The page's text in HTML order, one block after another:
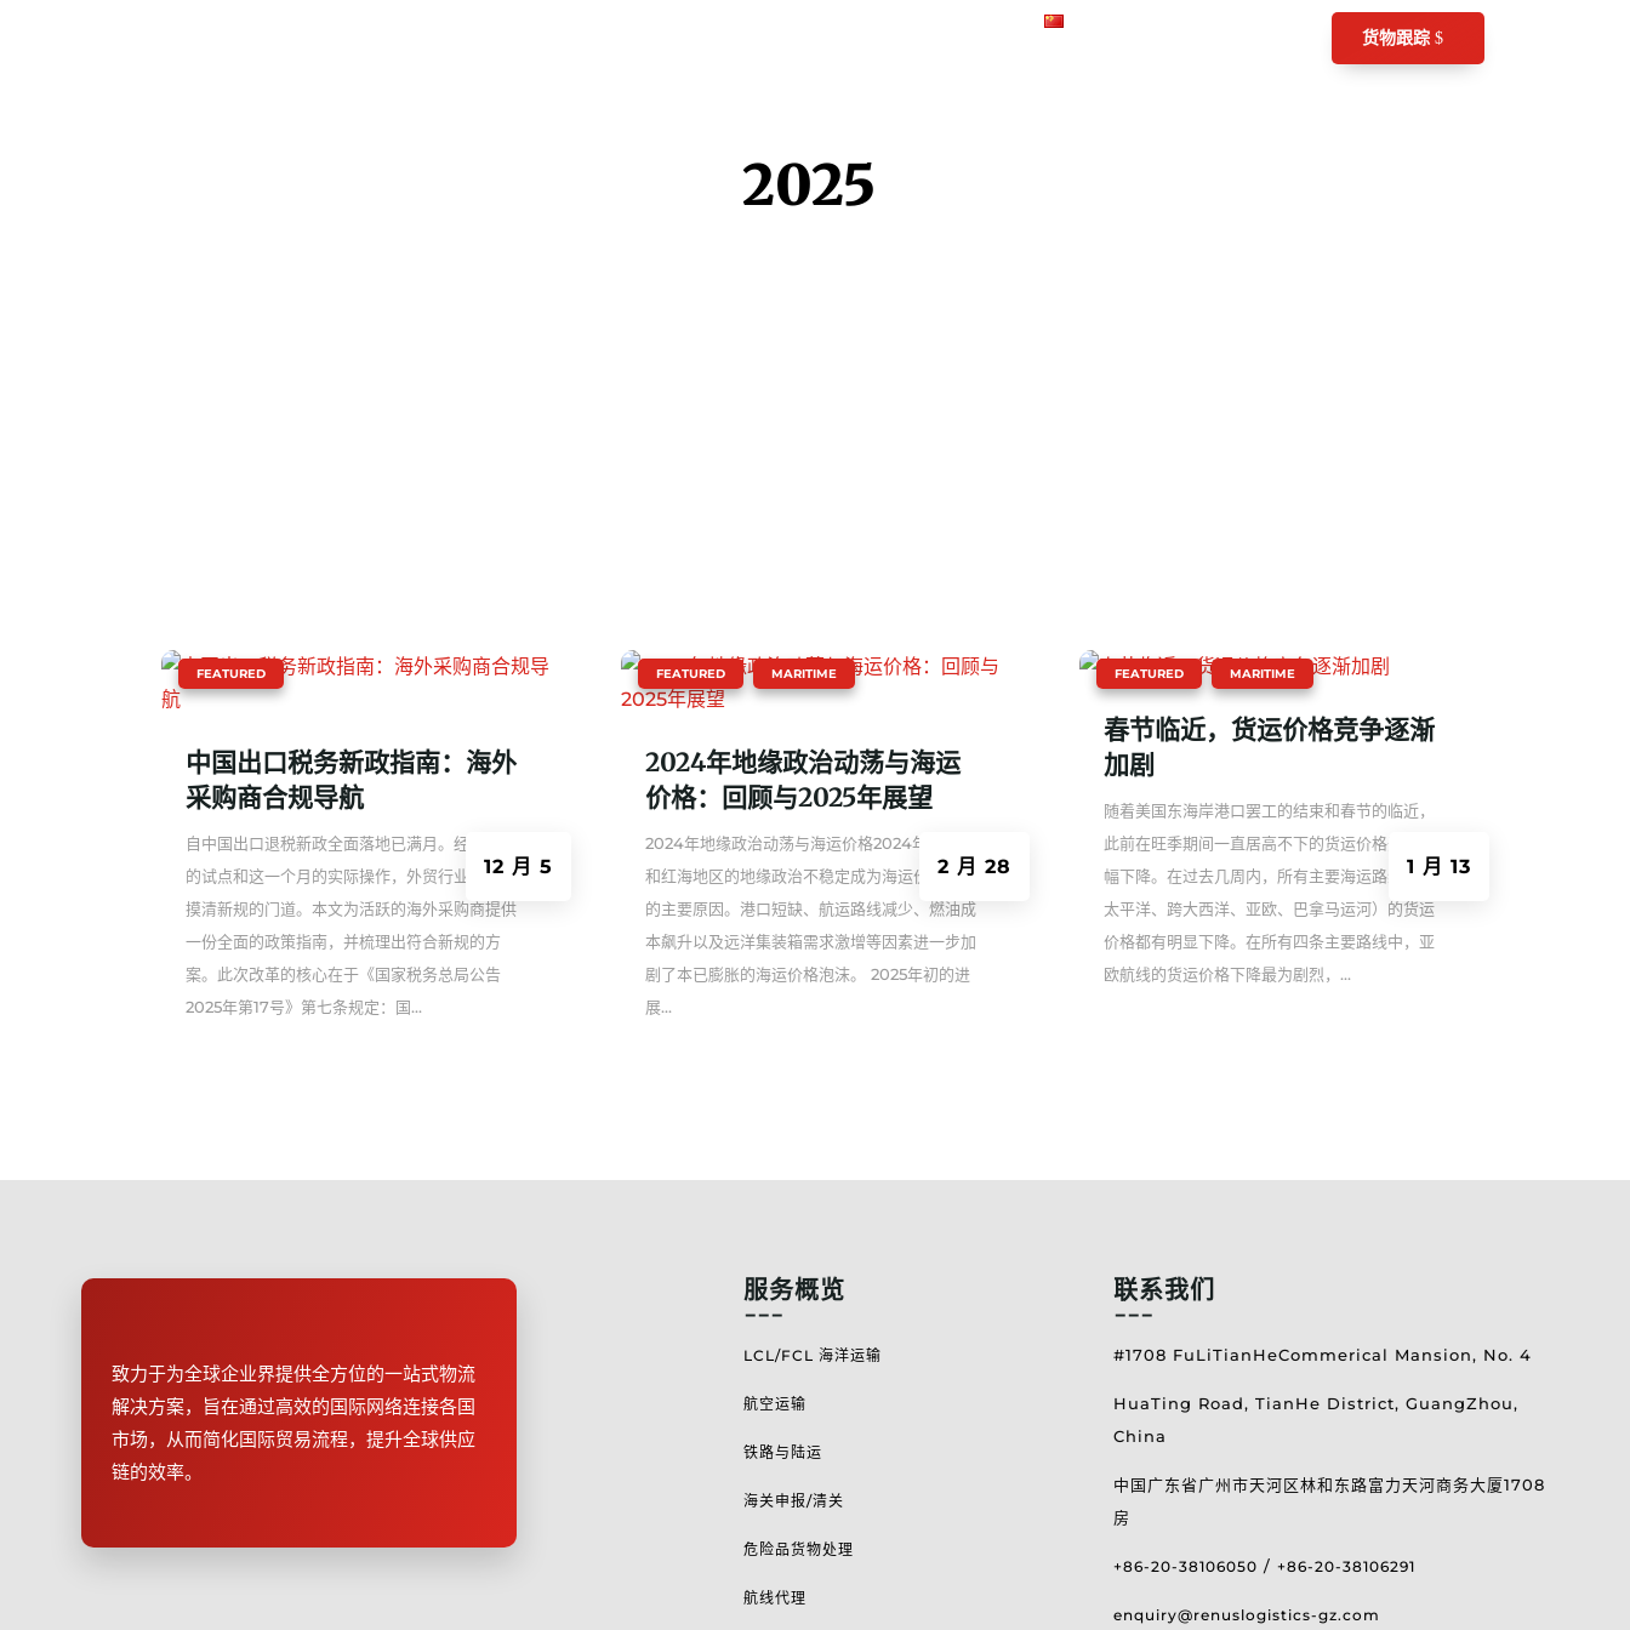
货物跟踪
2025
中国出口税务新政指南：海外
采购商合规导航
12 月 5
FEATURED
自中国出口退税新政全面落地已满月。经过前期
的试点和这一个月的实际操作，外贸行业已基本
摸清新规的门道。本文为活跃的海外采购商提供
一份全面的政策指南，并梳理出符合新规的方
案。此次改革的核心在于《国家税务总局公告
2025年第17号》第七条规定：国...
2024年地缘政治动荡与海运
价格：回顾与2025年展望
2 月 28
| FEATURED MARITIME
2024年地缘政治动荡与海运价格2024年，黑海
和红海地区的地缘政治不稳定成为海运价格飙升
的主要原因。港口短缺、航运路线减少、燃油成
本飙升以及远洋集装箱需求激增等因素进一步加
剧了本已膨胀的海运价格泡沫。 2025年初的进
展...
春节临近，货运价格竞争逐渐
加剧
1 月 13
| FEATURED MARITIME
随着美国东海岸港口罢工的结束和春节的临近，
此前在旺季期间一直居高不下的货运价格开始大
幅下降。在过去几周内，所有主要海运路线（跨
太平洋、跨大西洋、亚欧、巴拿马运河）的货运
价格都有明显下降。在所有四条主要路线中，亚
欧航线的货运价格下降最为剧烈，...
致力于为全球企业界提供全方位的一站式物流
解决方案，旨在通过高效的国际网络连接各国
市场，从而简化国际贸易流程，提升全球供应
链的效率。
服务概览
---
LCL/FCL 海洋运输
航空运输
铁路与陆运
海关申报/清关
危险品货物处理
航线代理
联系我们
---
#1708 FuLiTianHeCommerical Mansion, No. 4
HuaTing Road, TianHe District, GuangZhou,
China
中国广东省广州市天河区林和东路富力天河商务大厦1708
房
+86-20-38106050 / +86-20-38106291
enquiry@renuslogistics-gz.com